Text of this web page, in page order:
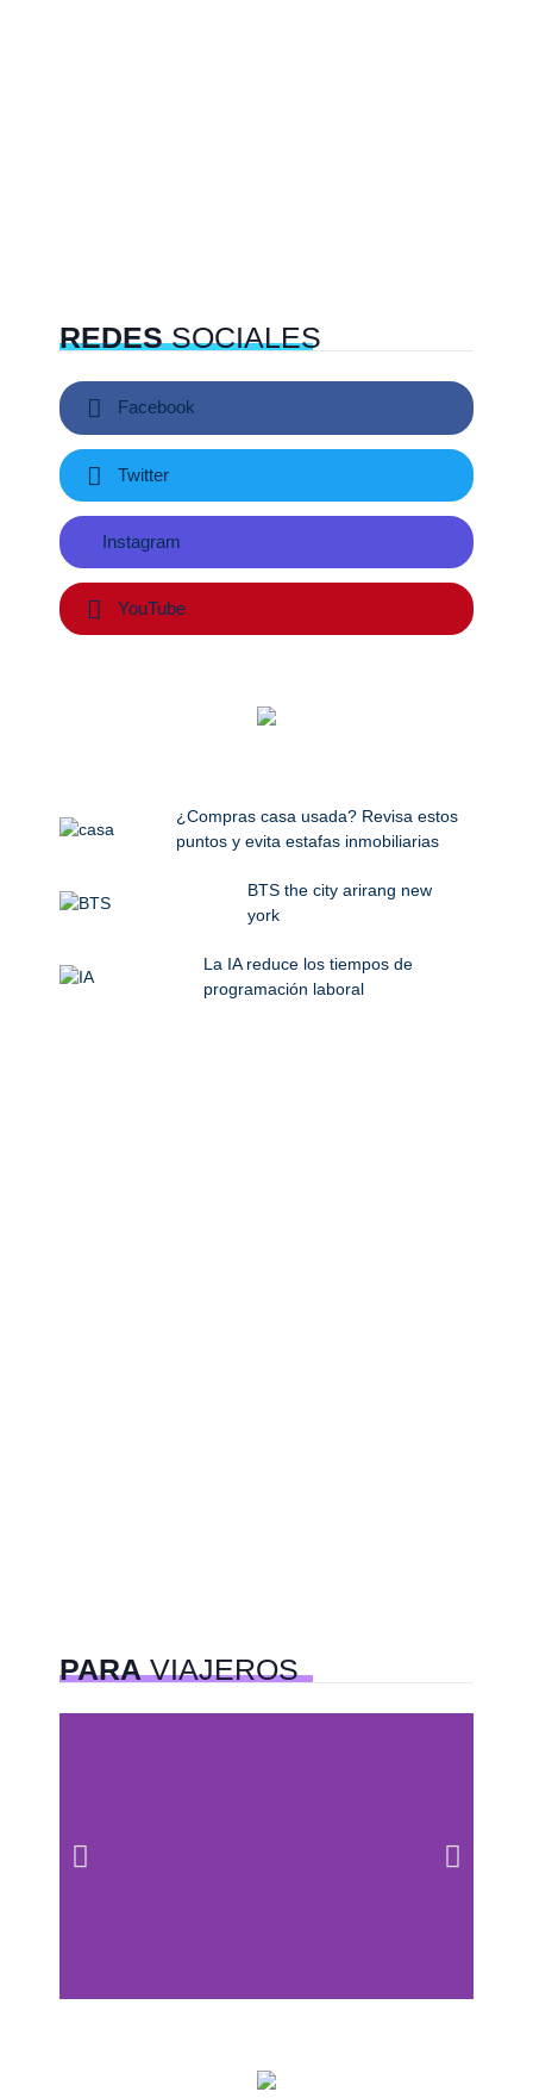
REDESSOCIALES
Facebook
Twitter
Instagram
YouTube
¿Compras casa usada? Revisa estos
puntos y evita estafas inmobiliarias
BTS the city arirang new
york
La IA reduce los tiempos de
programación laboral
PARAVIAJEROS
PetFriendly en la CDMX